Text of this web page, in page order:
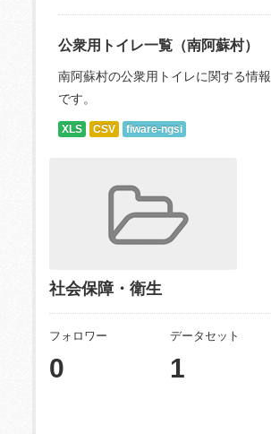
公衆用トイレ一覧（南阿蘇村）
南阿蘇村の公衆用トイレに関する情報
です。
XLS CSV fiware-ngsi
社会保障・衛生
フォロワー
0
データセット
1